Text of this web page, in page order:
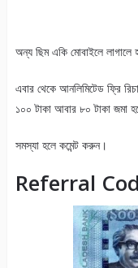
অন্য ছিম একি মোবাইলে লাগালে
এবার থেকে আনলিমিটেড ফ্রি
১০০ টাকা আবার ৮০ টাকা জমা
সমস্যা হলে কমেন্ট করুন।
Referral